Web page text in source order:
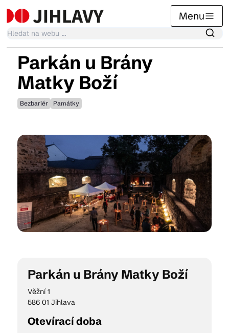
Menu
Kalendář akcí
Tradiční akce
Články
Suvenýry
Praktické info
CS
Parkán u Brány
Matky Boží
Bezbariér Památky
Parkán u Brány Matky Boží
Věžní 1
586 01 Jihlava
Otevírací doba